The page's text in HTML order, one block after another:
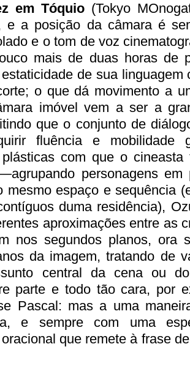
em Tóquio (Tokyo
e a posição da câmara é
e o tom de voz
mais de duas horas de
de sua linguagem
o que dá movimento a
imóvel vem a ser a
que o conjunto de
fluência e mobilidade
com que o
personagens em
mesmo espaço e sequência
duma residência),
aproximações entre as
nos segundos planos, ora
da imagem, tratando de
central da cena ou
parte e todo tão cara, por
Pascal: mas a uma
e sempre com uma
que remete à frase